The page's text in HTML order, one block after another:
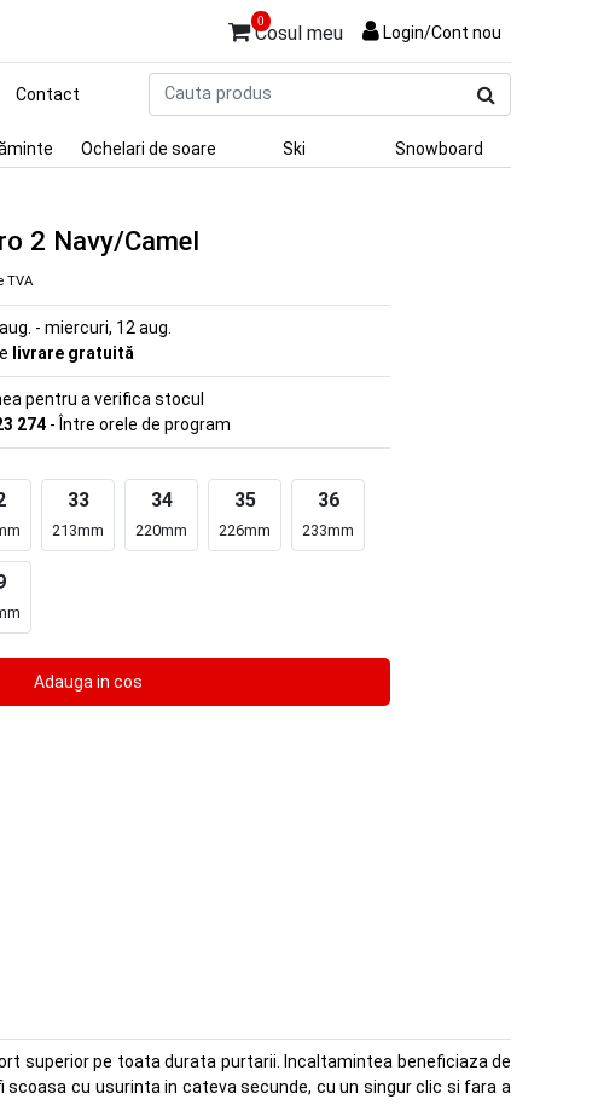
0
Cosul meu Login/Cont nou
produs
Contact
Ochelari de soare Ski Snowboard
2 Navy/Camel
TVA
- miercuri, 12 aug.
livrare gratuită
pentru a verifica stocul
274 - Între orele de program
33
213mm
34
220mm
35
226mm
36
233mm
superior pe toata durata purtarii. Incaltamintea beneficiaza de
cu usurinta in cateva secunde, cu un singur clic si fara a